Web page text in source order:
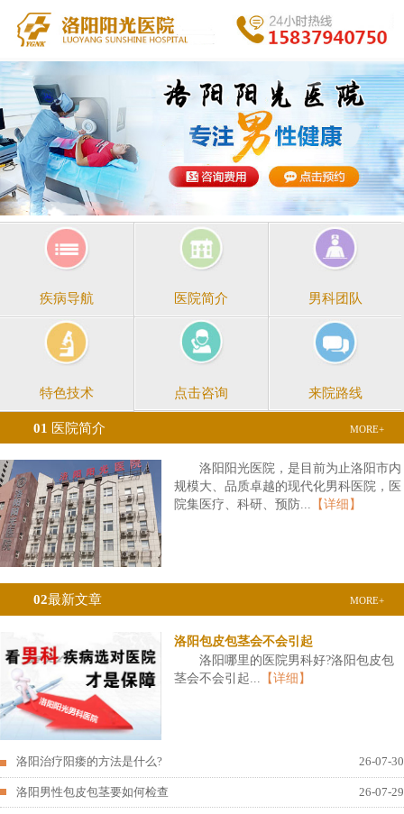
疾病导航 医院简介 男科团队
特色技术 点击咨询 来院路线
01 医院简介 MORE+
洛阳阳光医院，是目前为止洛阳市内
规模大、品质卓越的现代化男科医院，医
院集医疗、科研、预防...
【详细】
02最新文章 MORE+
洛阳包皮包茎会不会引起
洛阳哪里的医院男科好?洛阳包皮包
茎会不会引起...
【详细】
洛阳治疗阳痿的方法是什么? 26-07-30
洛阳男性包皮包茎要如何检查 26-07-29